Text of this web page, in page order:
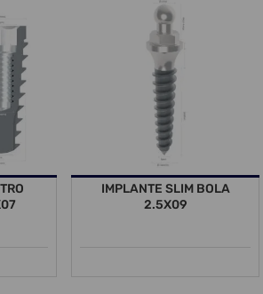
IMPLANTE SLIM BOLA
2.5X09